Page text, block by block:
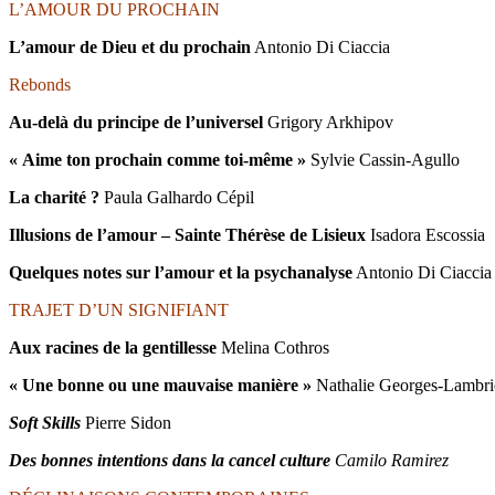
L’AMOUR DU PROCHAIN
L’amour de Dieu et du prochain Antonio Di Ciaccia
Rebonds
Au-delà du principe de l’universel Grigory Arkhipov
« Aime ton prochain comme toi-même » Sylvie Cassin-Agullo
La charité ? Paula Galhardo Cépil
Illusions de l’amour – Sainte Thérèse de Lisieux Isadora Escossia
Quelques notes sur l’amour et la psychanalyse Antonio Di Ciaccia
TRAJET D’UN SIGNIFIANT
Aux racines de la gentillesse Melina Cothros
« Une bonne ou une mauvaise manière » Nathalie Georges-
Soft Skills Pierre Sidon
Des bonnes intentions dans la cancel culture Camilo Ramirez